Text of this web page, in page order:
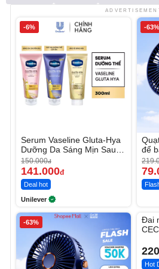
-6%
Serum Vaseline Gluta-Hya
Dưỡng Da Sáng Mịn Sau 7
Ngày
150.000đ
141.000đ
Deal hot
Unilever
-63%
để
-63%
Đai
Hot